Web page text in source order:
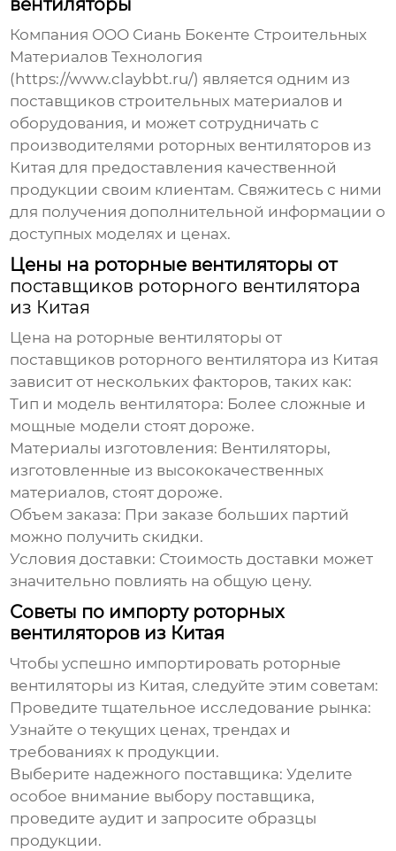
вентиляторы
Компания ООО Сиань Бокенте Строительных
Материалов Технология
( https://www.claybbt.ru/) является одним из
поставщиков строительных материалов и
оборудования, и может сотрудничать с
производителями роторных вентиляторов из
Китая для предоставления качественной
продукции своим клиентам. Свяжитесь с ними
для получения дополнительной информации о
доступных моделях и ценах.
Цены на роторные вентиляторы от
поставщиков роторного вентилятора
из Китая
Цена на роторные вентиляторы от
поставщиков роторного вентилятора из Китая
зависит от нескольких факторов, таких как:
Тип и модель вентилятора: Более сложные и
мощные модели стоят дороже.
Материалы изготовления: Вентиляторы,
изготовленные из высококачественных
материалов, стоят дороже.
Объем заказа: При заказе больших партий
можно получить скидки.
Условия доставки: Стоимость доставки может
значительно повлиять на общую цену.
Советы по импорту роторных
вентиляторов из Китая
Чтобы успешно импортировать роторные
вентиляторы из Китая, следуйте этим советам:
Проведите тщательное исследование рынка:
Узнайте о текущих ценах, трендах и
требованиях к продукции.
Выберите надежного поставщика: Уделите
особое внимание выбору поставщика,
проведите аудит и запросите образцы
продукции.